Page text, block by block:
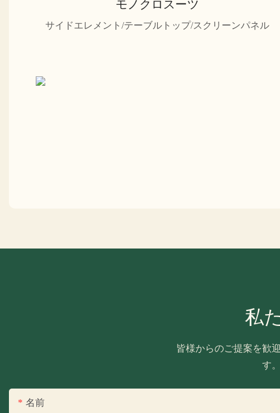
モノクロスーツ
サイドエレメント/テーブルトップ/スクリーンパネル
私
皆様からのご提案を歓
す
名前